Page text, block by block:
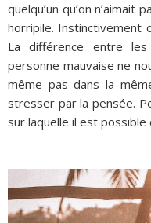
quelqu’un qu’on n’aimait
horripile. Instinctivement
La différence entre
personne mauvaise ne
même pas dans la
stresser par la pensée.
sur laquelle il est possible